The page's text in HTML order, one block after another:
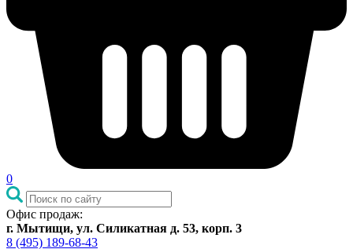
0
Офис продаж:
г. Мытищи, ул. Силикатная д. 53, корп. 3
8 (495) 189-68-43